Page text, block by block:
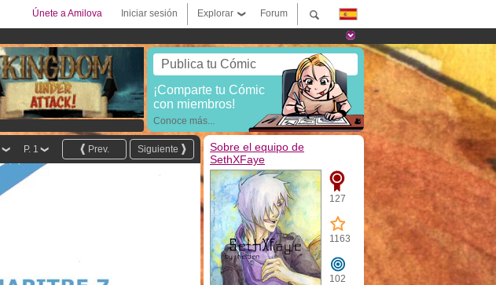
Forum
Explorar
Iniciar sesión
Únete a Amilova
Publica tu Cómic
¡Comparte tu Cómic
con miembros!
Conoce más...
Siguiente
Prev.
P. 1
Sobre el equipo de
SethXFaye
127
1163
102